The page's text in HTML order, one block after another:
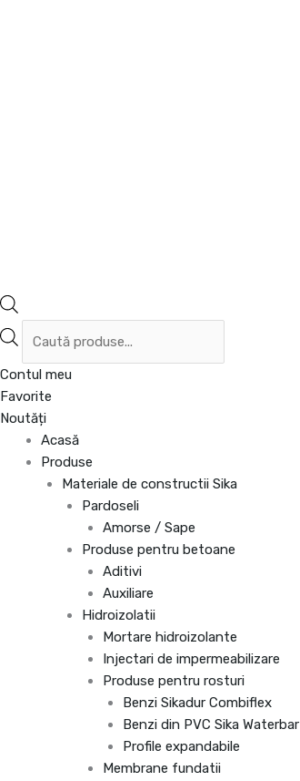
Contul meu
Favorite
Noutăți
Acasă
Produse
Materiale de constructii Sika
Pardoseli
Amorse / Sape
Produse pentru betoane
Aditivi
Auxiliare
Hidroizolatii
Mortare hidroizolante
Injectari de impermeabilizare
Produse pentru rosturi
Benzi Sikadur Combiflex
Benzi din PVC Sika Waterbar
Profile expandabile
Membrane fundatii